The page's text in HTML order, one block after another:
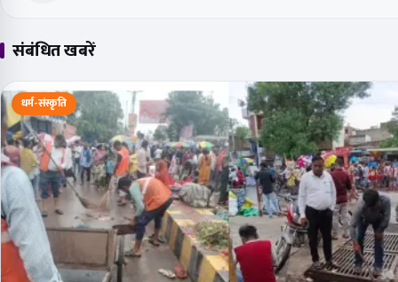
संबंधित खबरें
धर्म-संस्कृति